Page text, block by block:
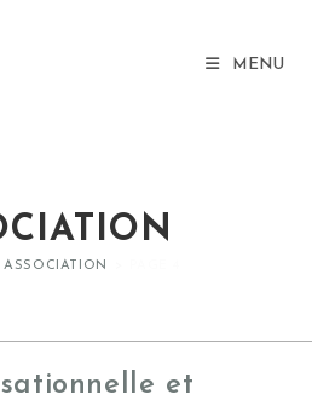
MENU
ASSOCIATION
et